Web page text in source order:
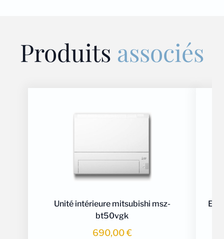
Produits associés
Unité intérieure mitsubishi msz-
bt50vgk
690,00€